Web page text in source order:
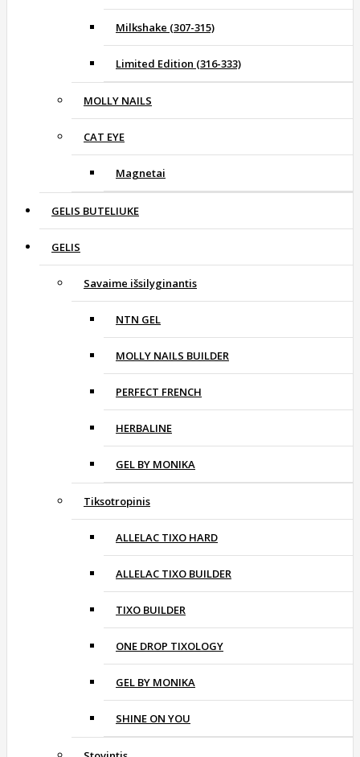
Milkshake (307-315)
Limited Edition (316-333)
MOLLY NAILS
CAT EYE
Magnetai
GELIS BUTELIUKE
GELIS
Savaime išsilyginantis
NTN GEL
MOLLY NAILS BUILDER
PERFECT FRENCH
HERBALINE
GEL BY MONIKA
Tiksotropinis
ALLELAC TIXO HARD
ALLELAC TIXO BUILDER
TIXO BUILDER
ONE DROP TIXOLOGY
GEL BY MONIKA
SHINE ON YOU